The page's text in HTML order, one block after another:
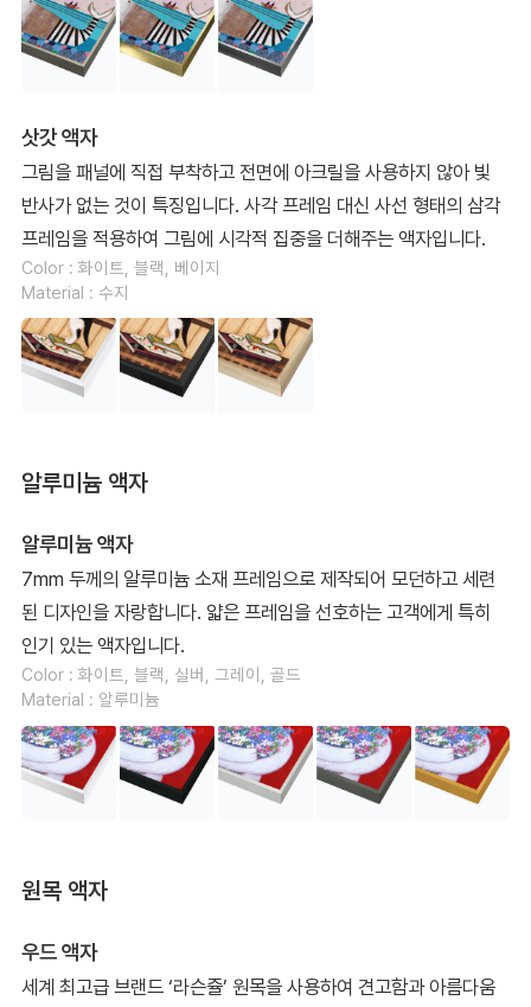
삿갓 액자
그림을 패널에 직접 부착하고 전면에 아크릴을 사용하지 않아 빛
반사가 없는 것이 특징입니다. 사각 프레임 대신 사선 형태의 삼각
프레임을 적용하여 그림에 시각적 집중을 더해주는 액자입니다.
Color : 화이트, 블랙, 베이지
Material : 수지
알루미늄 액자
알루미늄 액자
7mm 두께의 알루미늄 소재 프레임으로 제작되어 모던하고 세련
된 디자인을 자랑합니다. 얇은 프레임을 선호하는 고객에게 특히
인기 있는 액자입니다.
Color : 화이트, 블랙, 실버, 그레이, 골드
Material : 알루미늄
원목 액자
우드 액자
세계 최고급 브랜드 ‘라슨쥴’ 원목을 사용하여 견고함과 아름다움